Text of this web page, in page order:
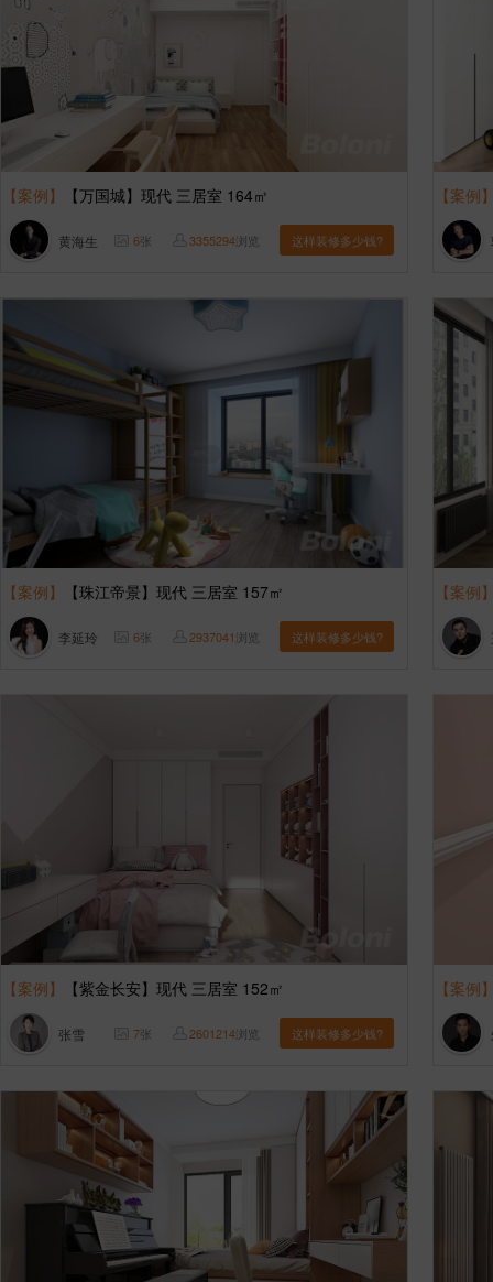
【案例】 【万国城】现代 三居室 164㎡
黄海生 6张 3355294浏览 这样装修多少钱?
【案例
【案例】 【珠江帝景】现代 三居室 157㎡
李延玲 6张 2937041浏览 这样装修多少钱?
【案例
【案例】 【紫金长安】现代 三居室 152㎡
张雪 7张 2601214浏览 这样装修多少钱?
【案例